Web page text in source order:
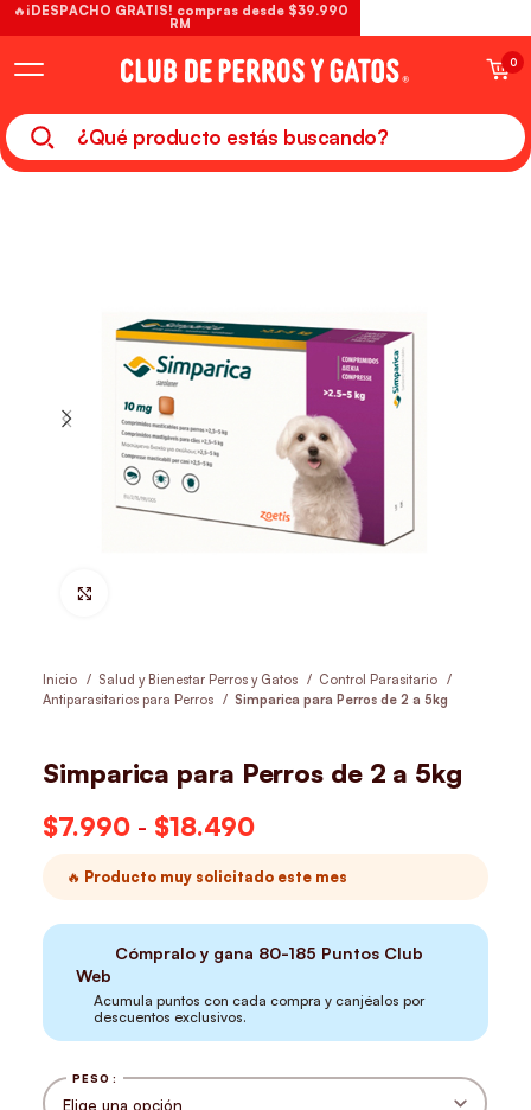
0
Inicio Salud y Bienestar Perros y Gatos
Control Parasitario
Antiparasitarios para Perros
Simparica para Perros de 2 a 5kg
Simparica para Perros de 2 a 5kg
$7.990 - $18.490
$18.490
🔥 Producto muy solicitado este mes
Cómpralo y gana 80-185 Puntos Club
Web
Acumula puntos con cada compra y canjéalos por
descuentos exclusivos.
PESO
🔥¡DESPACHO GRATIS! compras desde $39.990
RM